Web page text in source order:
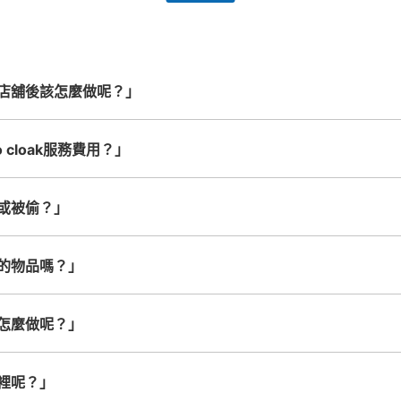
舖後該怎麼做呢？」
服務費用？」
被偷？」
物品嗎？」
麼做呢？」
呢？」